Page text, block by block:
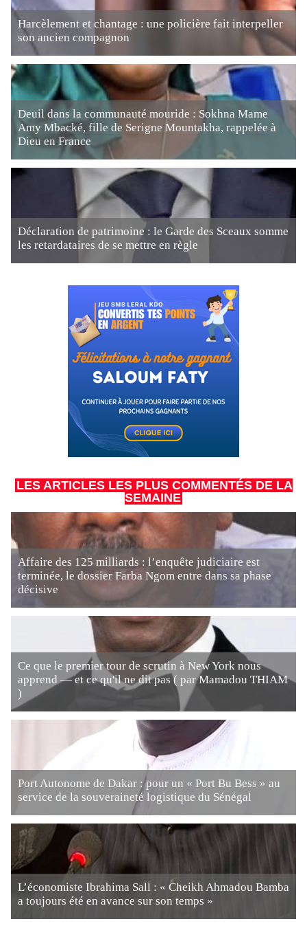
Harcèlement et chantage : une policière fait interpeller
son ancien compagnon
Deuil dans la communauté mouride : Sokhna Mame
Amy Mbacké, fille de Serigne Mountakha, rappelée à
Dieu en France
Déclaration de patrimoine : le Garde des Sceaux somme
les retardataires de se mettre en règle
LES ARTICLES LES PLUS COMMENTÉS DE LA
SEMAINE
Affaire des 125 milliards : l’enquête judiciaire est
terminée, le dossier Farba Ngom entre dans sa phase
décisive
Ce que le premier tour de scrutin à New York nous
apprend — et ce qu'il ne dit pas ( par Mamadou THIAM
)
Port Autonome de Dakar : pour un « Port Bu Bess » au
service de la souveraineté logistique du Sénégal
L’économiste Ibrahima Sall : « Cheikh Ahmadou Bamba
a toujours été en avance sur son temps »